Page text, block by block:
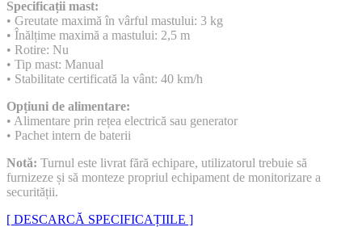
Specificații mast:
• Greutate maximă în vârful mastului: 3 kg
• Înălțime maximă a mastului: 2,5 m
• Rotire: Nu
• Tip mast: Manual
• Stabilitate certificată la vânt: 40 km/h
Opțiuni de alimentare:
• Alimentare prin rețea electrică sau generator
• Pachet intern de baterii
Notă: Turnul este livrat fără echipare, utilizatorul trebuie să
furnizeze și să monteze propriul echipament de monitorizare a
securității.
[ DESCARCĂ SPECIFICAȚIILE ]